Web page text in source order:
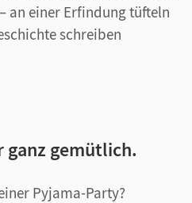
an einer Erfindung tüfteln
schreiben
ganz gemütlich.
Pyjama-Party?